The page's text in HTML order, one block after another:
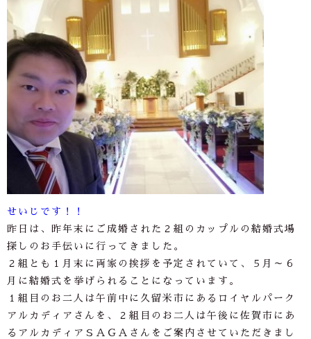
せいじです！！
昨日は、昨年末にご成婚された２組のカップルの結婚式場
探しのお手伝いに行ってきました。
２組とも１月末に両家の挨拶を予定されていて、５月～６
月に結婚式を挙げられることになっています。
１組目のお二人は午前中に久留米市にあるロイヤルパーク
アルカディアさんを、２組目のお二人は午後に佐賀市にあ
るアルカディアＳＡＧＡさんをご案内させていただきまし